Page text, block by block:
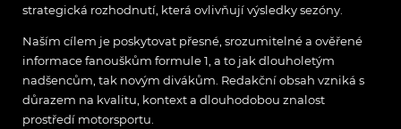
strategická rozhodnutí, která ovlivňují výsledky sezóny.
Naším cílem je poskytovat přesné, srozumitelné a ověřené
informace fanouškům formule 1, a to jak dlouholetým
nadšencům, tak novým divákům. Redakční obsah vzniká s
důrazem na kvalitu, kontext a dlouhodobou znalost
prostředí motorsportu.